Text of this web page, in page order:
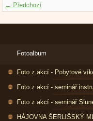
← Předchozí
Fotoalbum
Foto z akcí - Pobytové
Foto z akcí - seminář
Foto z akcí - seminář
HÁJOVNA ŠERLIŠSKÝ